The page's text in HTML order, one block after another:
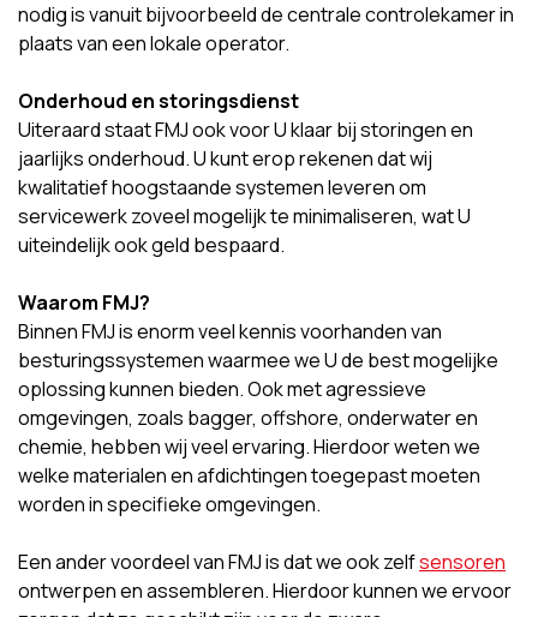
nodig is vanuit bijvoorbeeld de centrale controlekamer in
plaats van een lokale operator.
Onderhoud en storingsdienst
Uiteraard staat FMJ ook voor U klaar bij storingen en
jaarlijks onderhoud. U kunt erop rekenen dat wij
kwalitatief hoogstaande systemen leveren om
servicewerk zoveel mogelijk te minimaliseren, wat U
uiteindelijk ook geld bespaard.
Waarom FMJ?
Binnen FMJ is enorm veel kennis voorhanden van
besturingssystemen waarmee we U de best mogelijke
oplossing kunnen bieden. Ook met agressieve
omgevingen, zoals bagger, offshore, onderwater en
chemie, hebben wij veel ervaring. Hierdoor weten we
welke materialen en afdichtingen toegepast moeten
worden in specifieke omgevingen.
Een ander voordeel van FMJ is dat we ook zelfsensoren
ontwerpen en assembleren. Hierdoor kunnen we ervoor